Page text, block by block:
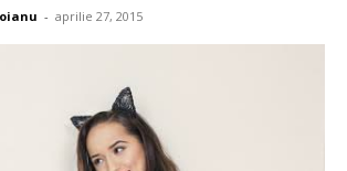
- aprilie 27, 2015